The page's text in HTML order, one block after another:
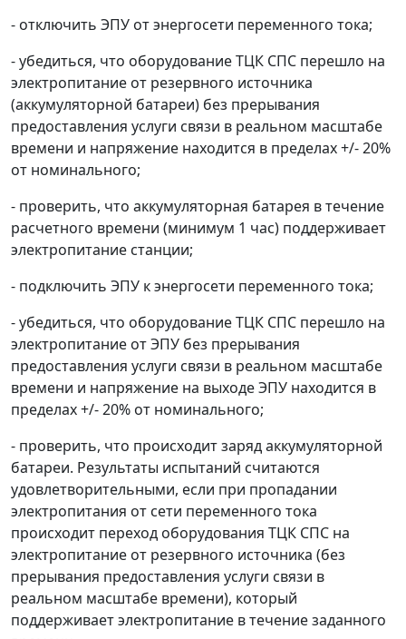
- отключить ЭПУ от энергосети переменного тока;
- убедиться, что оборудование ТЦК СПС перешло на
электропитание от резервного источника
(аккумуляторной батареи) без прерывания
предоставления услуги связи в реальном масштабе
времени и напряжение находится в пределах +/- 20%
от номинального;
- проверить, что аккумуляторная батарея в течение
расчетного времени (минимум 1 час) поддерживает
электропитание станции;
- подключить ЭПУ к энергосети переменного тока;
- убедиться, что оборудование ТЦК СПС перешло на
электропитание от ЭПУ без прерывания
предоставления услуги связи в реальном масштабе
времени и напряжение на выходе ЭПУ находится в
пределах +/- 20% от номинального;
- проверить, что происходит заряд аккумуляторной
батареи. Результаты испытаний считаются
удовлетворительными, если при пропадании
электропитания от сети переменного тока
происходит переход оборудования ТЦК СПС на
электропитание от резервного источника (без
прерывания предоставления услуги связи в
реальном масштабе времени), который
поддерживает электропитание в течение заданного